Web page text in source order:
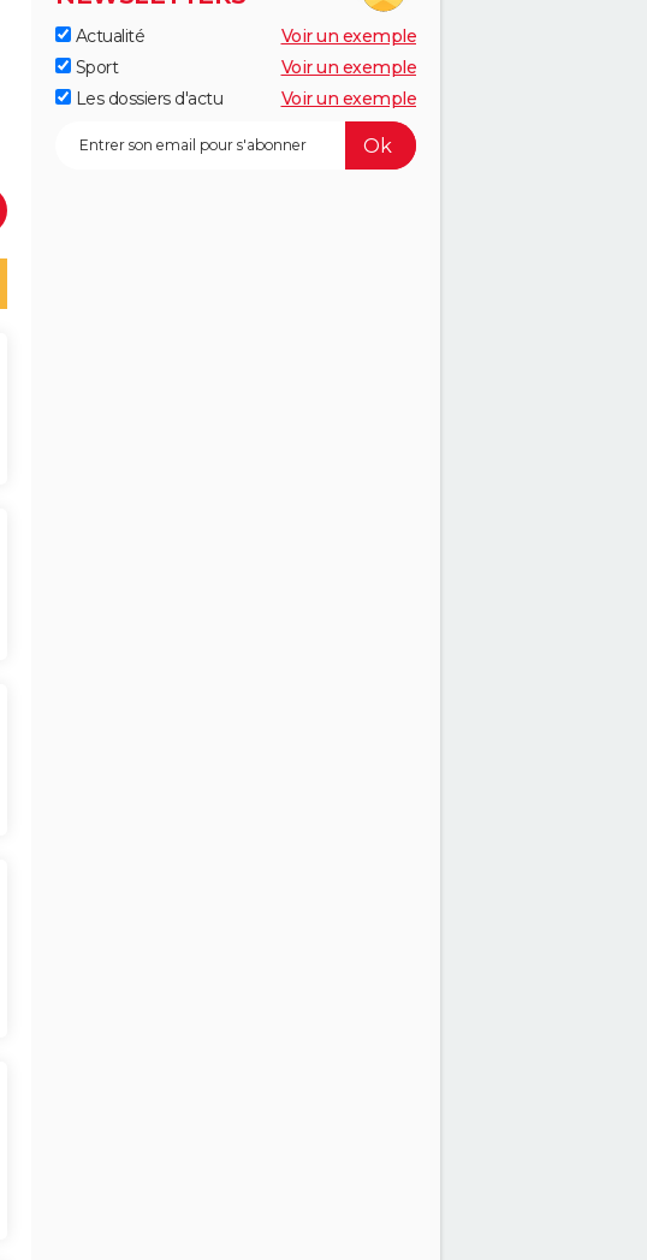
Actualité
Voir un exemple
Sport
Voir un exemple
Les dossiers d'actu
Voir un exemple